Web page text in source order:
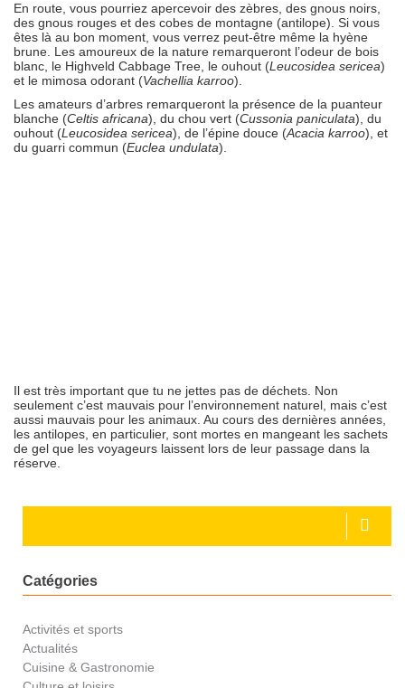
En route, vous pourriez apercevoir des zèbres, des gnous noirs,
des gnous rouges et des cobes de montagne (antilope). Si vous
êtes là au bon moment, vous verrez peut-être même la hyène
brune. Les amoureux de la nature remarqueront l’odeur de bois
blanc, le Highveld Cabbage Tree, le ouhout (Leucosidea sericea)
et le mimosa odorant (Vachellia karroo).
Les amateurs d’arbres remarqueront la présence de la puanteur
blanche (Celtis africana), du chou vert (Cussonia paniculata), du
ouhout (Leucosidea sericea), de l’épine douce (Acacia karroo), et
du guarri commun (Euclea undulata).
Il est très important que tu ne jettes pas de déchets. Non
seulement c’est mauvais pour l’environnement naturel, mais c’est
aussi mauvais pour les animaux. Au cours des dernières années,
les antilopes, en particulier, sont mortes en mangeant les sachets
de gel que les voyageurs laissent lors de leur passage dans la
réserve.
Catégories
Activités et sports
Actualités
Cuisine & Gastronomie